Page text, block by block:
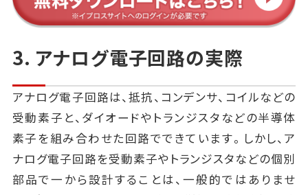
3. アナログ電子回路の実際
アナログ電子回路は、抵抗、コンデンサ、コイルなどの
受動素子と、ダイオードやトランジスタなどの半導体
素子を組み合わせた回路でできています。しかし、ア
ナログ電子回路を受動素子やトランジスタなどの個別
部品で一から設計することは、一般的ではありませ